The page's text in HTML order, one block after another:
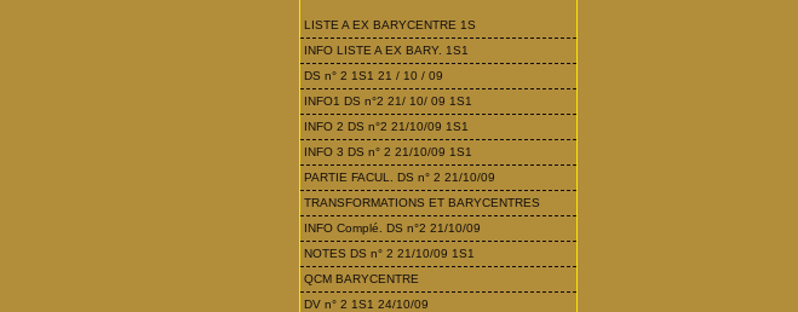
LISTE A EX BARYCENTRE 1S
INFO LISTE A EX BARY. 1S1
DS n° 2 1S1 21 / 10 / 09
INFO1 DS n°2 21/ 10/ 09 1S1
INFO 2 DS n°2 21/10/09 1S1
INFO 3 DS n° 2 21/10/09 1S1
PARTIE FACUL. DS n° 2 21/10/09
TRANSFORMATIONS ET BARYCENTRES
INFO Complé. DS n°2 21/10/09
NOTES DS n° 2 21/10/09 1S1
QCM BARYCENTRE
DV n° 2 1S1 24/10/09